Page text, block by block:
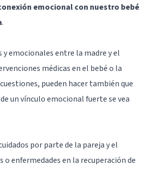
emocional con nuestro bebé
.
y emocionales entre la madre y el
médicas en el bebé o la
pueden hacer también que
un vínculo emocional fuerte se vea
por parte de la pareja y el
enfermedades en la recuperación de